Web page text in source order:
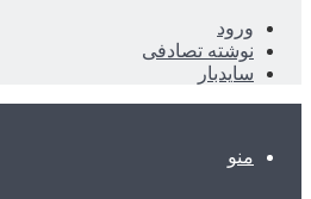
ورود
نوشته تصادفی
سایدبار
منو